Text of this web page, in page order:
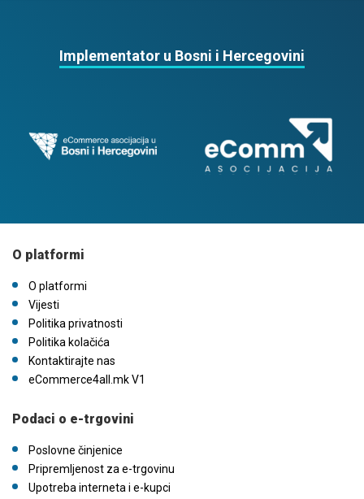
Implementator u Bosni i Hercegovini
O platformi
O platformi
Vijesti
Politika privatnosti
Politika kolačića
Kontaktirajte nas
eCommerce4all.mk V1
Podaci o e-trgovini
Poslovne činjenice
Pripremljenost za e-trgovinu
Upotreba interneta i e-kupci